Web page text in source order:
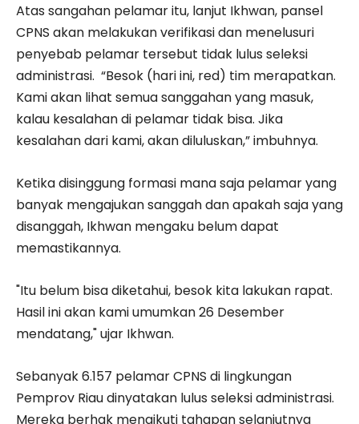
Atas sangahan pelamar itu, lanjut Ikhwan, pansel
CPNS akan melakukan verifikasi dan menelusuri
penyebab pelamar tersebut tidak lulus seleksi
administrasi. “Besok (hari ini, red) tim merapatkan.
Kami akan lihat semua sanggahan yang masuk,
kalau kesalahan di pelamar tidak bisa. Jika
kesalahan dari kami, akan diluluskan,” imbuhnya.
Ketika disinggung formasi mana saja pelamar yang
banyak mengajukan sanggah dan apakah saja yang
disanggah, Ikhwan mengaku belum dapat
memastikannya.
"Itu belum bisa diketahui, besok kita lakukan rapat.
Hasil ini akan kami umumkan 26 Desember
mendatang," ujar Ikhwan.
Sebanyak 6.157 pelamar CPNS di lingkungan
Pemprov Riau dinyatakan lulus seleksi administrasi.
Mereka berhak mengikuti tahapan selanjutnya